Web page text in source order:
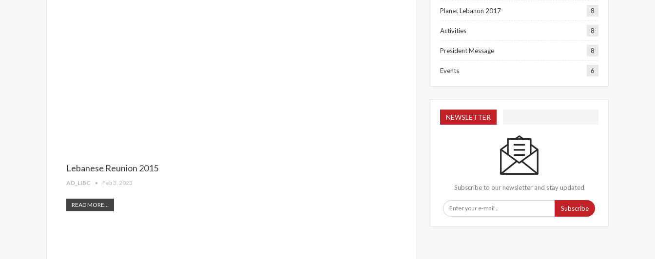
Lebanese Reunion 2015
AD_LIBC Feb 3, 2023
READ MORE...
Planet Lebanon 2017 8
Activities 8
President Message 8
Events 6
NEWSLETTER
Subscribe to our newsletter and stay updated
Subscribe